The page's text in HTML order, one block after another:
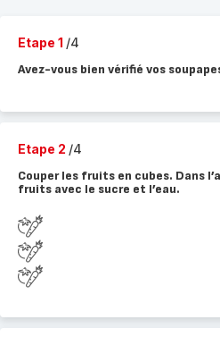
Etape 1 /4
Avez-vous bien vérifié vos
Etape 2 /4
Couper les fruits en cubes. Dans
fruits avec le sucre et l’eau.